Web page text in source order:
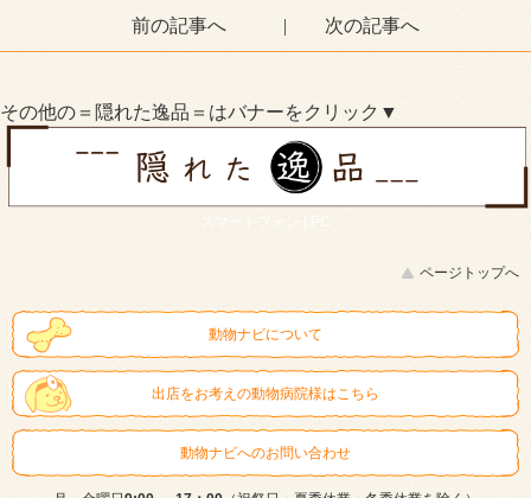
前の記事へ| 次の記事へ
その他の＝隠れた逸品＝はバナーをクリック▼
スマートフォン | PC
ページトップへ
動物ナビについて
出店をお考えの動物病院様はこちら
動物ナビへのお問い合わせ